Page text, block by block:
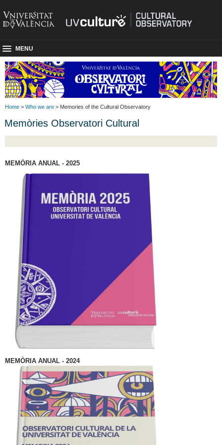
MENU
Home > Who we are > Memories of the Cultural Observatory
Memòries Observatori Cultural
MEMÒRIA ANUAL - 2025
MEMÒRIA ANUAL - 2024